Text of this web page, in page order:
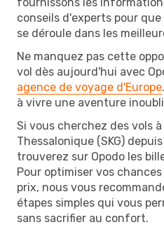
conseils d'experts pour
se déroule dans les
Ne manquez pas cette
vol dès aujourd'hui avec
agence de voyage d'Europe
à vivre une aventure
Si vous cherchez des vols
Thessalonique (SKG)
trouverez sur Opodo les
Pour optimiser vos
prix, nous vous
étapes simples qui vous
sans sacrifier au confort.